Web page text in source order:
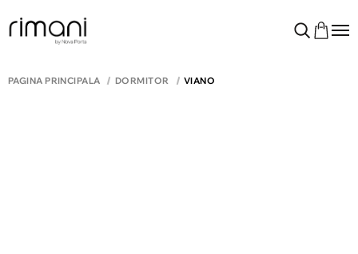
PAGINA PRINCIPALĂ DORMITOR VIANO